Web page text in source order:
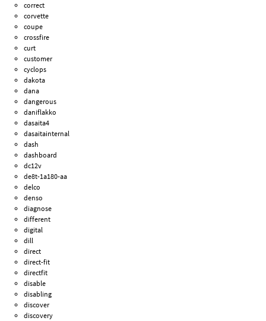
correct
corvette
coupe
crossfire
curt
customer
cyclops
dakota
dana
dangerous
daniflakko
dasaita4
dasaitainternal
dash
dashboard
dc12v
de8t-1a180-aa
delco
denso
diagnose
different
digital
dill
direct
direct-fit
directfit
disable
disabling
discover
discovery